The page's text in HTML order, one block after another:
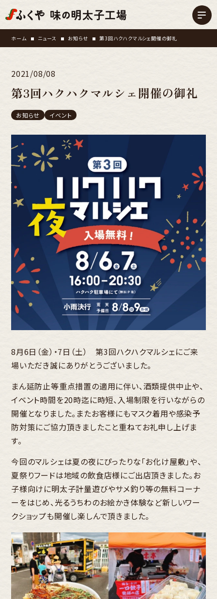
ホーム ニュース お知らせ 第3回ハクハクマルシェ開催の御礼
2021/08/08
第3回ハクハクマルシェ開催の御礼
お知らせ イベント
8月6日（金）・7日（土） 第3回ハクハクマルシェにご来
場いただき誠にありがとうございました。
まん延防止等重点措置の適用に伴い、酒類提供中止や、
イベント時間を20時迄に時短、入場制限を行いながらの
開催となりました。またお客様にもマスク着用や感染予
防対策にご協力頂きましたこと重ねてお礼申し上げま
す。
今回のマルシェは夏の夜にぴったりな「お化け屋敷」や、
夏祭りフードは地域の飲食店様にご出店頂きました。お
子様向けに明太子計量遊びやサメ釣り等の無料コーナ
ーをはじめ、光るうちわのお絵かき体験など新しいワー
クショップも開催し楽しんで頂きました。